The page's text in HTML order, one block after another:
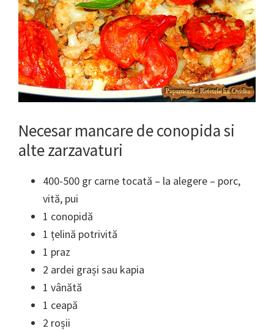
Necesar mancare de conopida si
alte zarzavaturi
400-500 gr carne tocată – la alegere – porc,
vită, pui
1 conopidă
1 țelină potrivită
1 praz
2 ardei grași sau kapia
1 vânătă
1 ceapă
2 roșii